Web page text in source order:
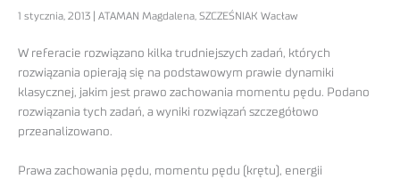
1 stycznia, 2013 | ATAMAN Magdalena, SZCZEŚNIAK Wacław
W referacie rozwiązano kilka trudniejszych zadań, których
rozwiązania opierają się na podstawowym prawie dynamiki
klasycznej, jakim jest prawo zachowania momentu pędu. Podano
rozwiązania tych zadań, a wyniki rozwiązań szczegółowo
przeanalizowano.
Prawa zachowania pędu, momentu pędu (krętu), energii